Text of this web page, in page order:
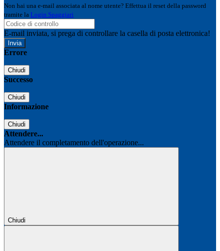
Non hai una e-mail associata al nome utente? Effettua il reset della password
tramite la Login Spaggiari
E-mail inviata, si prega di controllare la casella di posta elettronica!
Errore
Chiudi
Successo
Chiudi
Informazione
Chiudi
Attendere...
Attendere il completamento dell'operazione...
Chiudi